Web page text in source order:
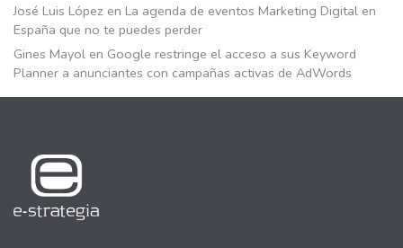
José Luis López en La agenda de eventos Marketing Digital en
España que no te puedes perder
Gines Mayol en Google restringe el acceso a sus Keyword
Planner a anunciantes con campañas activas de AdWords